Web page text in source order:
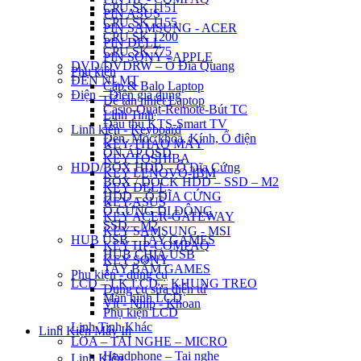
CPU SK 1151
CPU SK 1155
CPU SK 1200
CPU SK 775
DVD/DVDRW – Ổ Đĩa Quang
ĐÈN NLMT
Điện – Điện gia dụng
Casio-Quạt-Remote-Bút TC
Đầu thu KTS-Smart TV
Đèn, Móc khóa, Kính, Ổ điện
ỔN ÁP QSD
HDD/BOX HDD – Ổ Đĩa Cứng
BOX / DOCK HDD – SSD – M2
HDD – Ổ ĐĨA CỨNG
Ổ CỨNG DI ĐỘNG
SSD – M2
HUB USB – TAY GAMES
HUB CHIA USB
TAY BẤM GAMES
LCD – LK LCD – KHUNG TREO
Màn hình LCD
Phụ kiện LCD
Linh Tinh Khác
LOA – TAI NGHE – MICRO
Headphone – Tai nghe
PIN ASUS
PIN SAMSUNG - ACER
PIN DELL
PIN SONY - APPLE
Phụ kiện
Cặp & Balo Laptop
Đế tản nhiệt Laptop
Linh Tinh
Linh kiện - Keyboard
KEY THÁO MÁY
KEY TOSHIBA
KEY LENOVO-IBM
KEY DELL
KEY ASUS
KEY ACER-GATEWAY
KEY SAMSUNG - MSI
KEY HP-COMPAQ
KEY SONY
Phụ kiện - dụng cụ
Dụng cụ sửa điện tử
Vít - Nhíp - Khoan
Linh Kiện Máy In